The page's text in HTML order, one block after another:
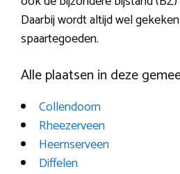
Daarbij wordt altijd wel
spaartegoeden.
Alle plaatsen in deze
Collendoorn
Rheezerveen
Heemserveen
Diffelen